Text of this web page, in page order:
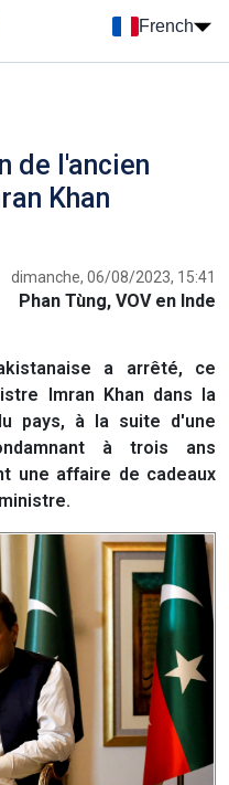
French
de l'ancien
Khan
dimanche, 06/08/2023, 15:41
Phan Tùng, VOV en Inde
a arrêté, ce
Imran Khan dans la
pays, à la suite d'une
à trois ans
une affaire de cadeaux